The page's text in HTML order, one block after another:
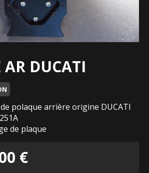
AR DUCATI
polaque arrière origine DUCATI
de plaque
€Le